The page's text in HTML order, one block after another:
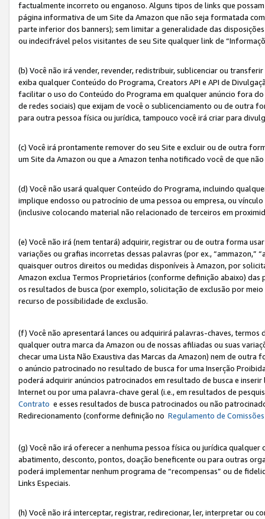
factualmente incorreto ou enganoso. Alguns tipos de links que
página informativa de um Site da Amazon que não seja formatada
parte inferior dos banners); sem limitar a generalidade das
ou indecifrável pelos visitantes de seu Site qualquer link de
(b) Você não irá vender, revender, redistribuir, sublicenciar ou
exiba qualquer Conteúdo do Programa, Creators API e API de
facilitar o uso do Conteúdo do Programa em qualquer anúncio fora
de redes sociais) que exijam de você o sublicenciamento ou de outra
para outra pessoa física ou jurídica, tampouco você irá criar para
(c) Você irá prontamente remover do seu Site e excluir ou de outra
um Site da Amazon ou que a Amazon tenha notificado você de que
(d) Você não usará qualquer Conteúdo do Programa, incluindo
implique endosso ou patrocínio de uma pessoa ou empresa, ou
(inclusive colocando material não relacionado de terceiros em
(e) Você não irá (nem tentará) adquirir, registrar ou de outra forma
variações ou grafias incorretas dessas palavras (por ex., “ammazon,”
quaisquer outros direitos ou medidas disponíveis à Amazon, por
Amazon exclua Termos Proprietários (conforme definição abaixo)
os resultados de busca (por exemplo, solicitação de exclusão por
recurso de possibilidade de exclusão.
(f) Você não apresentará lances ou adquirirá palavras-chaves,
qualquer outra marca da Amazon ou de nossas afiliadas ou suas
checar uma Lista Não Exaustiva das Marcas da Amazon) nem de
o anúncio patrocinado no resultado de busca for uma Inserção
poderá adquirir anúncios patrocinados em resultado de busca e
Internet ou por uma palavra-chave geral (i.e., em resultados de
Contrato e esses resultados de busca patrocinados ou não
Redirecionamento (conforme definição no Regulamento de Comissões
(g) Você não irá oferecer a nenhuma pessoa física ou jurídica
abatimento, desconto, pontos, doação beneficente ou para outras
poderá implementar nenhum programa de “recompensas” ou de
Links Especiais.
(h) Você não irá interceptar, registrar, redirecionar, ler, interpretar